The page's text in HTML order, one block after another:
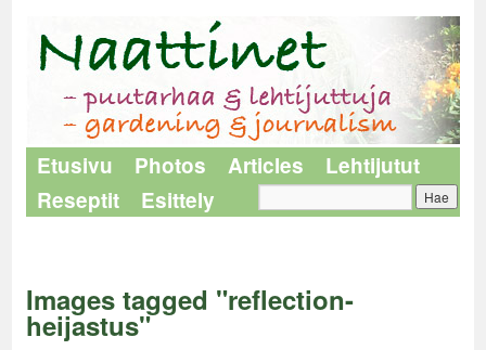
Etusivu Photos Articles
Lehtijutut
Reseptit
Esittely
Images tagged "reflection-
heijastus"